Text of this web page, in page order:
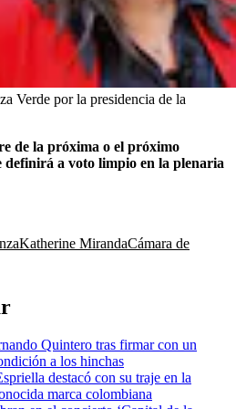
Verde por la presidencia de la
de la próxima o el próximo
definirá a voto limpio en la plenaria
Katherine MirandaCámara de
Quintero tras firmar con un
a los hinchas
destacó con su traje en la
marca colombiana